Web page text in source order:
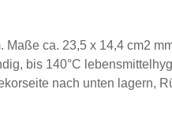
ca. 23,5 x 14,4 cm2
bis 140°C
nach unten lagern,